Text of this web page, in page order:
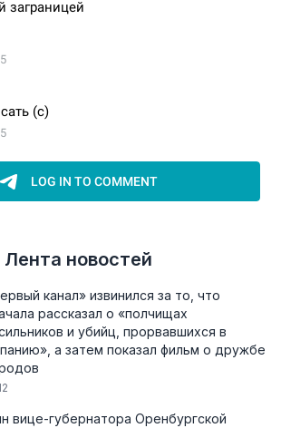
Лента новостей
канал» извинился за то, что
рассказал о «полчищах
и убийц, прорвавшихся в
а затем показал фильм о дружбе
вице-губернатора Оренбургской